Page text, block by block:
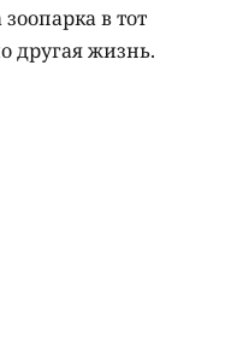
в тот
другая жизнь.